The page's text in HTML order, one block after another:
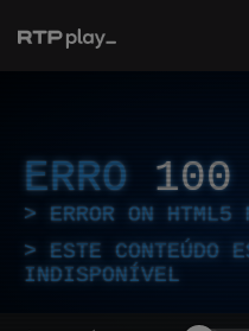
ERRO 100
ERROR ON HTML5
ESTE CONTEÚDO
INDISPONÍVEL